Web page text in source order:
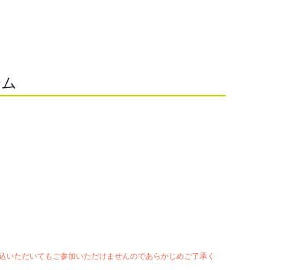
ただいてもご参加いただけませんのであらかじめご了承く